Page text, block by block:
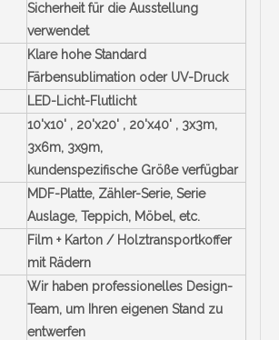
Sicherheit für die Ausstellung
verwendet
Klare hohe Standard
Färbensublimation oder UV-Druck
LED-Licht-Flutlicht
10'x10' , 20'x20' , 20'x40' , 3x3m,
3x6m, 3x9m,
kundenspezifische Größe verfügbar
MDF-Platte, Zähler-Serie, Serie
Auslage, Teppich, Möbel, etc.
Film + Karton / Holztransportkoffer
mit Rädern
Wir haben professionelles Design-
Team, um Ihren eigenen Stand zu
entwerfen